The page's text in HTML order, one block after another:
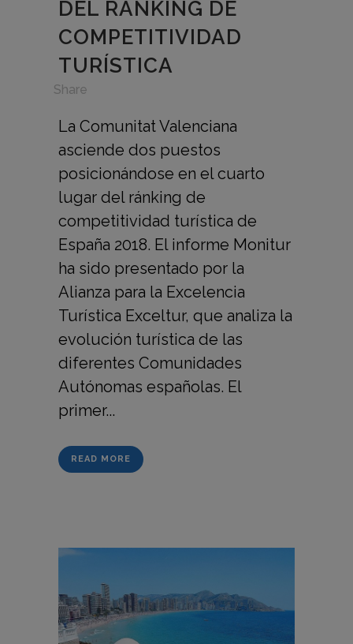
DEL RANKING DE
COMPETITIVIDAD
TURÍSTICA
Share
La Comunitat Valenciana
asciende dos puestos
posicionándose en el cuarto
lugar del ránking de
competitividad turística de
España 2018. El informe Monitur
ha sido presentado por la
Alianza para la Excelencia
Turística Exceltur, que analiza la
evolución turística de las
diferentes Comunidades
Autónomas españolas. El
primer...
READ MORE